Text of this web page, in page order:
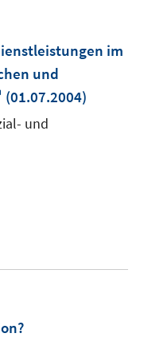
im
und
In
neuem
Fenster
(01.07.2004)
und